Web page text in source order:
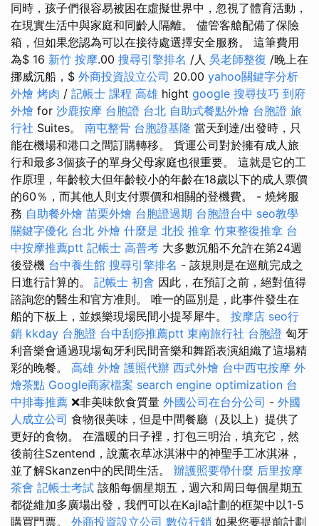
同時，孩子們很容易被困在虛擬世界中，忽視了體育活動，
在現實生活中與家庭和同齡人隔離。 儘管客艙配備了保險
箱，但如果您認為可以在接待處選擇安全服務。 這筆費用
為$ 16 新竹 按摩.00 搜尋引擎排名 /人 吳老師整復 /晚上在
挪威沉船，$ 外商投資設立公司 20.00 yahoo關鍵字分析
外燴 烤肉 / 記帳士 課程 高雄 hight google 搜尋技巧 到府
外燴 for 沙鹿按摩 台胞證 台北 自助式餐點外燴 台胞證 旅
行社 Suites。 南屯整骨 台胞證基隆 當天到達/出發時，只
能在機場和港口之間訂購轉移。 貨運公司對於擁有成人旅
行和最多3個孩子的單身父母家庭也很重要。 這就是它的工
作原理，年齡較大但年齡較小的年齡在18歲以下的成人票價
的60％，而其他人則支付票價和相關的登機費。 - 燒烤服
務 自助餐外燴 苗栗外燴 台胞證過期 台胞證台中 seo教學
關鍵字優化 台北 外燴 什麼是 北投 推拿 竹東整復推拿 台
中按摩推薦ptt 記帳士 高普考 大多數沉船不允許在第24週
後登機 台中養生館 搜尋引擎排名 - 該規則是在巡航完成之
日進行計算的。 記帳士 初會 因此，在預訂之前，絕對值得
諮詢您的醫生和官方准則。 唯一的區別是，此事件發生在
船的下板上，並娛樂現場民間小提琴犀牛。 按摩店 seo行
銷 kkday 台胞證 台中刮痧推薦ptt 東南旅行社 台胞證 匈牙
利音樂會通過現場匈牙利民間音樂和舞蹈表演組織了這場精
彩的晚餐。 高雄 外燴 護照代辦 西式外燴 台中西屯按摩 外
燴茶點 Google商家檔案 search engine optimization 台
中排毒推薦 ❌非美味飲食質量 外國公司在台分公司 - 外國
人成立公司 食物很美味，但是中間餐廳（及以上）提供了
更好的食物。 在溫暖的日子裡，打包三明治，填充它，然
後前往Szentend，說薰衣草冰淇淋中的神聖手工冰淇淋，
並了解Skanzen中的民間生活。 辦護照要帶什麼 后里按摩
茶會 記帳士考試 該船每個星期五，週六和周日每個星期五
都從維加多廣場出發，我們可以在Kajla計劃的框架中以1-5
購買門票。 外商投資設立公司 數位行銷 如果您要提前計劃